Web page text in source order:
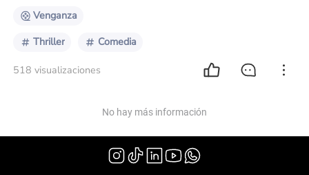
Venganza
Thriller Comedia
518 visualizaciones
No hay más información